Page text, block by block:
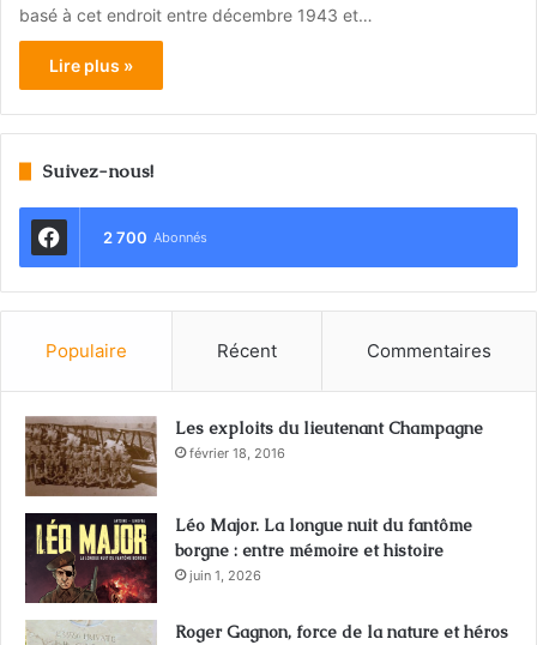
basé à cet endroit entre décembre 1943 et…
Lire plus »
Suivez-nous!
2 700 Abonnés
Populaire Récent Commentaires
Les exploits du lieutenant Champagne
février 18, 2016
Léo Major. La longue nuit du fantôme
borgne : entre mémoire et histoire
juin 1, 2026
Roger Gagnon, force de la nature et héros